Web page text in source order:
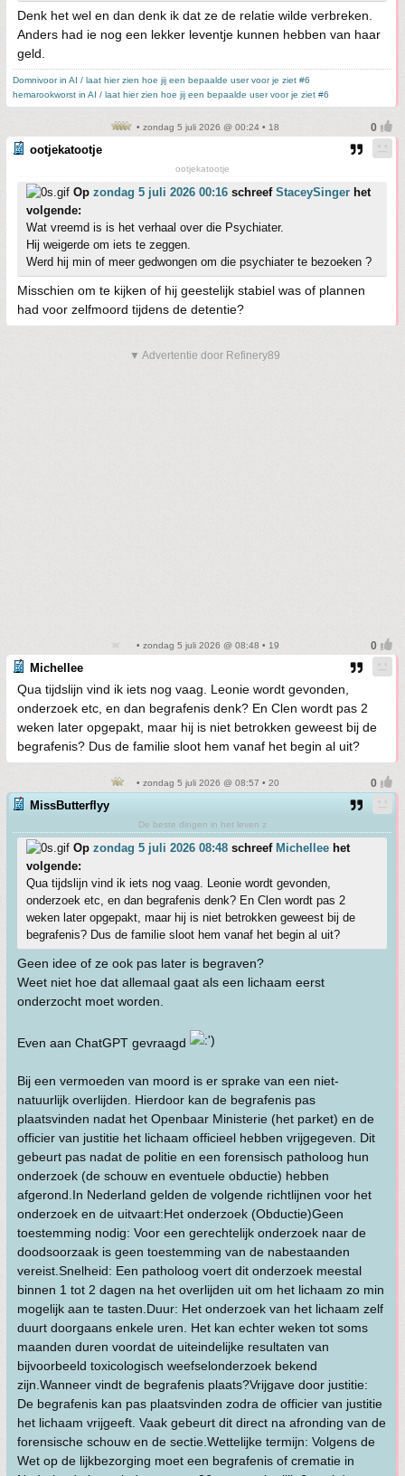
Denk het wel en dan denk ik dat ze de relatie wilde verbreken.
Anders had ie nog een lekker leventje kunnen hebben van haar
geld.
Domnivoor in AI / laat hier zien hoe jij een bepaalde user voor je ziet #6
hemarookworst in AI / laat hier zien hoe jij een bepaalde user voor je ziet #6
• zondag 5 juli 2026 @ 00:24 • 18
ootjekatootje
ootjekatootje
Op zondag 5 juli 2026 00:16 schreef StaceySinger het
volgende:
Wat vreemd is is het verhaal over die Psychiater.
Hij weigerde om iets te zeggen.
Werd hij min of meer gedwongen om die psychiater te bezoeken ?
Misschien om te kijken of hij geestelijk stabiel was of plannen
had voor zelfmoord tijdens de detentie?
▼ Advertentie door Refinery89
• zondag 5 juli 2026 @ 08:48 • 19
Michellee
Qua tijdslijn vind ik iets nog vaag. Leonie wordt gevonden,
onderzoek etc, en dan begrafenis denk? En Clen wordt pas 2
weken later opgepakt, maar hij is niet betrokken geweest bij de
begrafenis? Dus de familie sloot hem vanaf het begin al uit?
• zondag 5 juli 2026 @ 08:57 • 20
MissButterflyy
De beste dingen in het leven z
Op zondag 5 juli 2026 08:48 schreef Michellee het
volgende:
Qua tijdslijn vind ik iets nog vaag. Leonie wordt gevonden,
onderzoek etc, en dan begrafenis denk? En Clen wordt pas 2
weken later opgepakt, maar hij is niet betrokken geweest bij de
begrafenis? Dus de familie sloot hem vanaf het begin al uit?
Geen idee of ze ook pas later is begraven?
Weet niet hoe dat allemaal gaat als een lichaam eerst
onderzocht moet worden.
Even aan ChatGPT gevraagd
Bij een vermoeden van moord is er sprake van een niet-
natuurlijk overlijden. Hierdoor kan de begrafenis pas
plaatsvinden nadat het Openbaar Ministerie (het parket) en de
officier van justitie het lichaam officieel hebben vrijgegeven. Dit
gebeurt pas nadat de politie en een forensisch patholoog hun
onderzoek (de schouw en eventuele obductie) hebben
afgerond.In Nederland gelden de volgende richtlijnen voor het
onderzoek en de uitvaart:Het onderzoek (Obductie)Geen
toestemming nodig: Voor een gerechtelijk onderzoek naar de
doodsoorzaak is geen toestemming van de nabestaanden
vereist.Snelheid: Een patholoog voert dit onderzoek meestal
binnen 1 tot 2 dagen na het overlijden uit om het lichaam zo min
mogelijk aan te tasten.Duur: Het onderzoek van het lichaam zelf
duurt doorgaans enkele uren. Het kan echter weken tot soms
maanden duren voordat de uiteindelijke resultaten van
bijvoorbeeld toxicologisch weefselonderzoek bekend
zijn.Wanneer vindt de begrafenis plaats?Vrijgave door justitie:
De begrafenis kan pas plaatsvinden zodra de officier van justitie
het lichaam vrijgeeft. Vaak gebeurt dit direct na afronding van de
forensische schouw en de sectie.Wettelijke termijn: Volgens de
Wet op de lijkbezorging moet een begrafenis of crematie in